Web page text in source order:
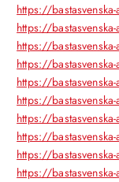
https://
https://
https://
https://
https://
https://
https://
https://
https://
https://